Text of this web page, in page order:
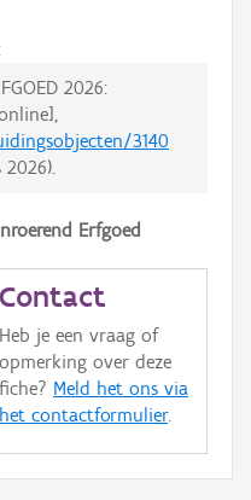
2026:
3140
2026).
Erfgoed
Contact
Heb je een vraag of
opmerking over deze
fiche? Meld het ons via
het contactformulier.